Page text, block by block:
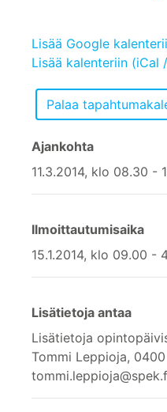
Lisää Google
Lisää kalenteriin (iCal
Ajankohta
11.3.2014, klo 08.30 -
Ilmoittautumisaika
15.1.2014, klo 09.00 -
Lisätietoja antaa
Lisätietoja
Tommi Leppioja,